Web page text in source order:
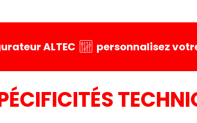
ALTEC personnalisez